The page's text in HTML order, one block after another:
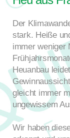
Der
stark. Heiße
immer weniger
Heuanbau
gleicht immer
ungewissem
Wir haben